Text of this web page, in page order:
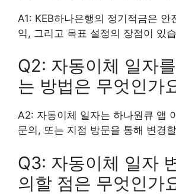
A1: KEB하나은행의 정기적금은 안
익, 그리고 목표 설정의 장점이 있
Q2: 자동이체 일자
는 방법은 무엇인가
A2: 자동이체 일자는 하나원큐 앱
문의, 또는 지점 방문을 통해 변경
Q3: 자동이체 일자
의할 점은 무엇인가